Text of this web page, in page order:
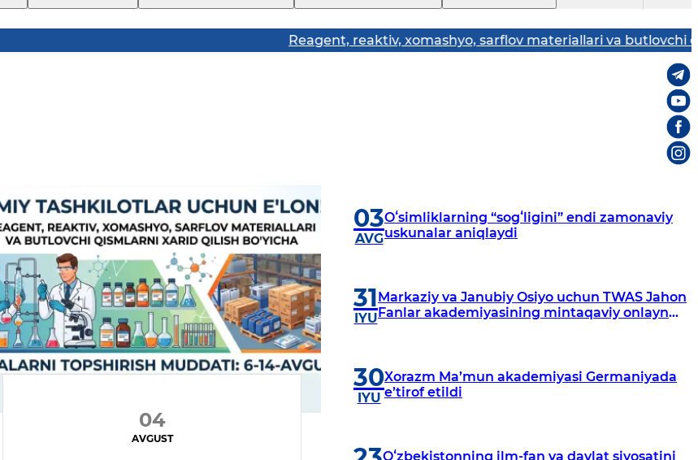
Reagent, reaktiv, xomashyo, sarflov materiallari va butlovchi
04
AVGUST
03
AVG
Oʻsimliklarning “sogʻligini” endi zamonaviy
uskunalar aniqlaydi
31
IYU
Markaziy va Janubiy Osiyo uchun TWAS Jahon
Fanlar akademiyasining mintaqaviy onlayn
30
IYU
Xorazm Ma’mun akademiyasi Germaniyada
e’tirof etildi
Oʻzbekistonning ilm-fan va davlat siyosatini